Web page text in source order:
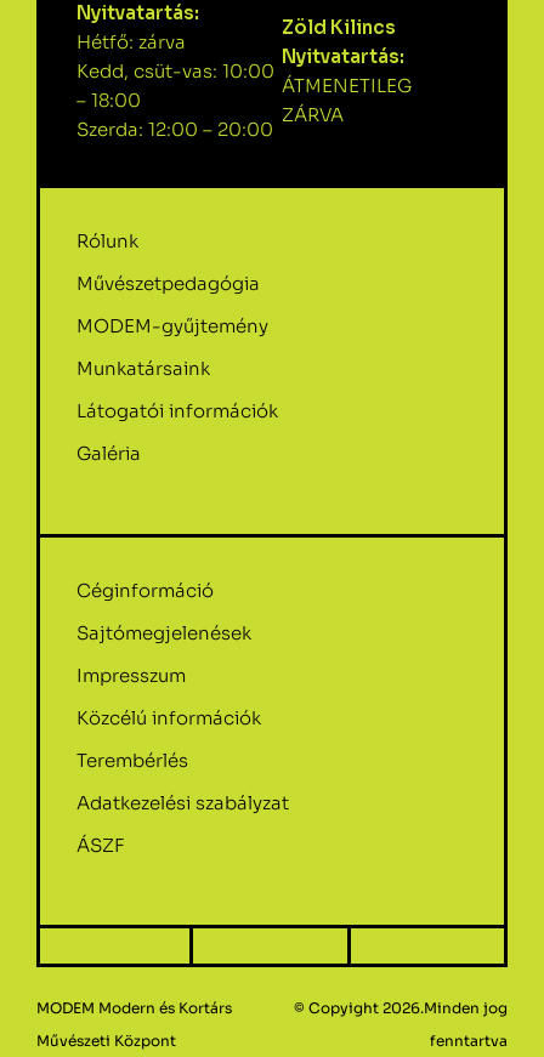
Nyitvatartás:
Hétfő: zárva
Kedd, csüt-vas: 10:00
– 18:00
Szerda: 12:00 – 20:00
Zöld Kilincs
Nyitvatartás:
ÁTMENETILEG
ZÁRVA
Rólunk
Művészetpedagógia
MODEM-gyűjtemény
Munkatársaink
Látogatói információk
Galéria
Céginformáció
Sajtómegjelenések
Impresszum
Közcélú információk
Terembérlés
Adatkezelési szabályzat
ÁSZF
MODEM Modern és Kortárs
Művészeti Központ
© Copyight 2026.Minden jog
fenntartva